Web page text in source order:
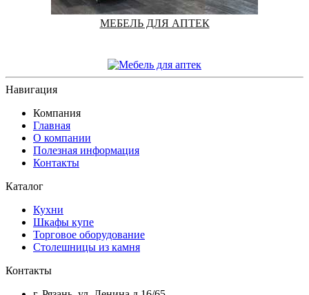
МЕБЕЛЬ ДЛЯ АПТЕК
Навигация
Компания
Главная
О компании
Полезная информация
Контакты
Каталог
Кухни
Шкафы купе
Торговое оборудование
Столешницы из камня
Контакты